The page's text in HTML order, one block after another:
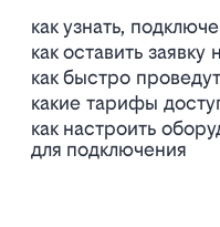
как узнать,
как оставить
как быстро
какие тарифы
как настроить оборудование
для подключения